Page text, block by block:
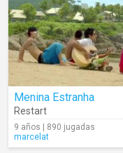
Menina Estranha
Restart
9 años | 890 jugadas
marcelat